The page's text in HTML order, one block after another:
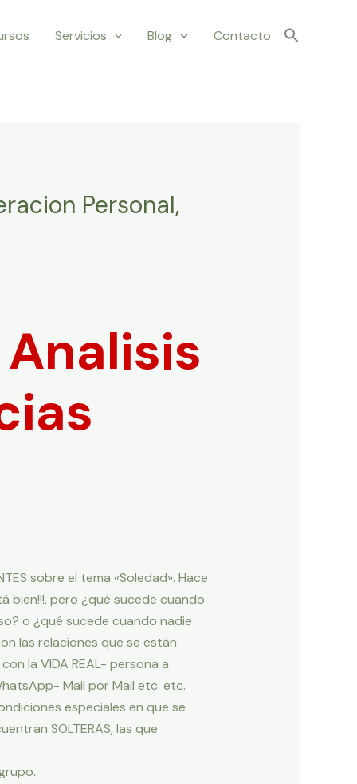
Servicios Blog Contacto
Personal,
sobre el tema «Soledad». Hace
bien!!!, pero ¿qué sucede cuando
o ¿qué sucede cuando nadie
las relaciones que se están
la VIDA REAL- persona a
Mail por Mail etc. etc.
especiales en que se
SOLTERAS, las que